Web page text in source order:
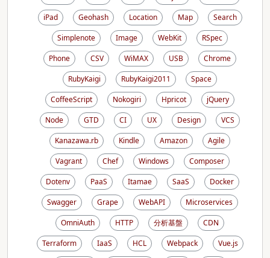
iPad
Geohash Location Map
Search
Simplenote
Image WebKit
RSpec
Phone
CSV WiMAX USB
Chrome
RubyKaigi
RubyKaigi2011
Space
CoffeeScript
Nokogiri Hpricot
jQuery
Node
GTD CI UX Design
VCS
Kanazawa.rb
Kindle Amazon
Agile
Vagrant
Chef Windows
Composer
Dotenv
PaaS Itamae SaaS
Docker
Swagger
Grape WebAPI
Microservices
OmniAuth
HTTP 分析基盤
CDN
Terraform
IaaS HCL Webpack
Vue.js